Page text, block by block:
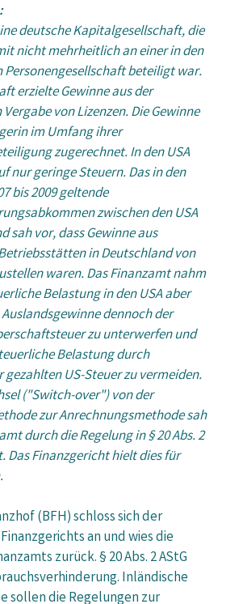
deutsche Kapitalgesellschaft, die
nicht mehrheitlich an einer in den
Personengesellschaft beteiligt war.
erzielte Gewinne aus der
von Lizenzen. Die Gewinne
im Umfang ihrer
zugerechnet. In den USA
nur geringe Steuern. Das in den
bis 2009 geltende
zwischen den USA
sah vor, dass Gewinne aus
in Deutschland von
waren. Das Finanzamt nahm
Belastung in den USA aber
dennoch der
zu unterwerfen und
Belastung durch
US-Steuer zu vermeiden.
("Switch-over") von der
zur Anrechnungsmethode sah
durch die Regelung in § 20 Abs. 2
Das Finanzgericht hielt dies für
(BFH) schloss sich der
an und wies die
zurück. § 20 Abs. 2 AStG
Inländische
sollen die Regelungen zur